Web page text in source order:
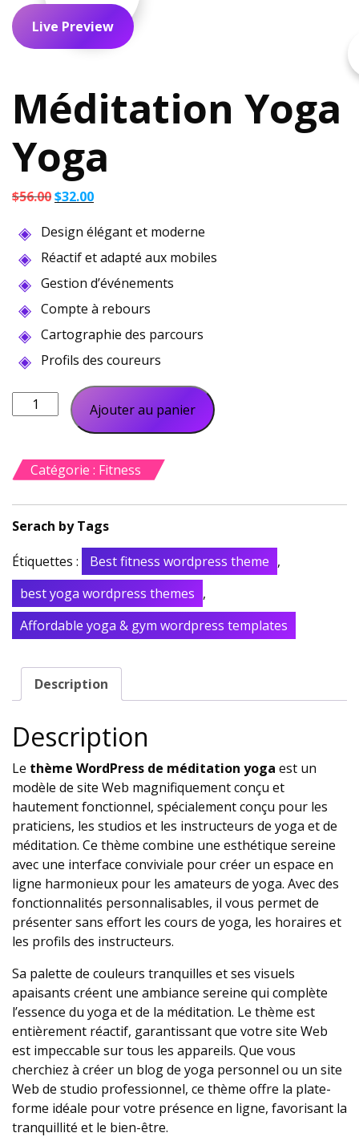
Live Preview
Méditation Yoga
Yoga
$56.00Le
initial
était :
$32.00Le
actuel
est :
Design élégant et moderne
Réactif et adapté aux mobiles
Gestion d’événements
Compte à rebours
Cartographie des parcours
Profils des coureurs
quantité
de
Yoga
Yoga
Ajouter au panier
Catégorie : Fitness
Étiquettes : Best fitness wordpress theme ,
best yoga wordpress themes ,
Affordable yoga & gym wordpress templates
Description
Description
Le thème WordPress de méditation yoga est un
modèle de site Web magnifiquement conçu et
hautement fonctionnel, spécialement conçu pour les
praticiens, les studios et les instructeurs de yoga et de
méditation. Ce thème combine une esthétique sereine
avec une interface conviviale pour créer un espace en
ligne harmonieux pour les amateurs de yoga. Avec des
fonctionnalités personnalisables, il vous permet de
présenter sans effort les cours de yoga, les horaires et
les profils des instructeurs.
Sa palette de couleurs tranquilles et ses visuels
apaisants créent une ambiance sereine qui complète
l’essence du yoga et de la méditation. Le thème est
entièrement réactif, garantissant que votre site Web
est impeccable sur tous les appareils. Que vous
cherchiez à créer un blog de yoga personnel ou un site
Web de studio professionnel, ce thème offre la plate-
forme idéale pour votre présence en ligne, favorisant la
tranquillité et le bien-être.